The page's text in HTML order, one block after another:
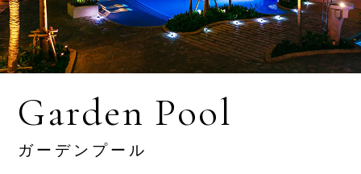
Special Offers
おすすめ情報・プラン
Garden Pool
ガーデンプール